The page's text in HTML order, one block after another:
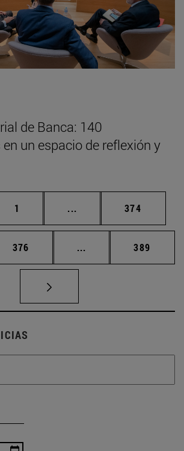
de Banca: 140
un espacio de reflexión y
Página
1 ... Páginas intermedias
Página
374
Página
376 ... Páginas intermedias
Página
389